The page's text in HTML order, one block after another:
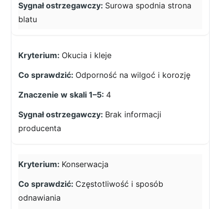
Surowa spodnia strona
blatu
Okucia i kleje
Odporność na wilgoć i korozję
4
Brak informacji
producenta
Konserwacja
Częstotliwość i sposób
odnawiania